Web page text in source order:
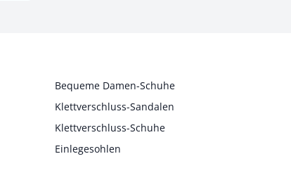
Bequeme Damen-Schuhe
Klettverschluss-Sandalen
Klettverschluss-Schuhe
Einlegesohlen